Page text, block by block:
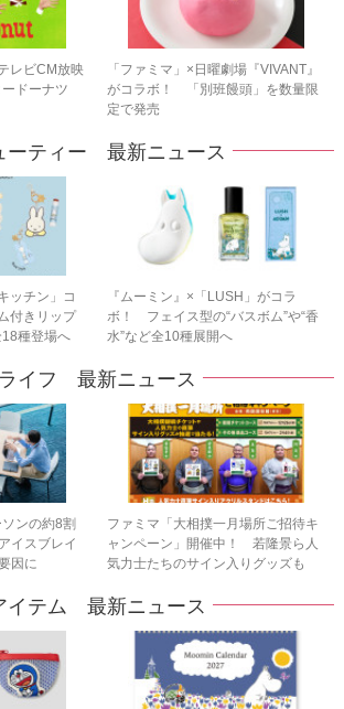
レビCM放映
ドーナツ
「ファミマ」×日曜劇場『VIVANT』
がコラボ！ 「別班饅頭」を数量限
定で発売
ーティー 最新ニュース
ッチン」コ
付きリップ
種登場へ
『ムーミン』×「LUSH」がコラ
ボ！ フェイス型の“バスボム”や“香
水”など全10種展開へ
ライフ 最新ニュース
ソンの約8割
イスブレイ
因に
ファミマ「大相撲一月場所ご招待キ
ャンペーン」開催中！ 若隆景ら人
気力士たちのサイン入りグッズも
イテム 最新ニュース